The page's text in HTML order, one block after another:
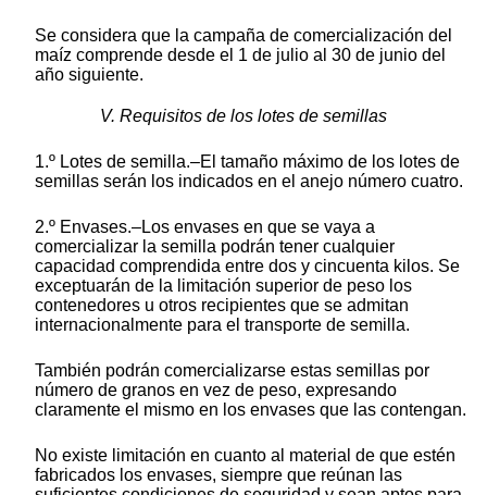
Se considera que la campaña de comercialización del
maíz comprende desde el 1 de julio al 30 de junio del
año siguiente.
V. Requisitos de los lotes de semillas
1.º Lotes de semilla.–El tamaño máximo de los lotes de
semillas serán los indicados en el anejo número cuatro.
2.º Envases.–Los envases en que se vaya a
comercializar la semilla podrán tener cualquier
capacidad comprendida entre dos y cincuenta kilos. Se
exceptuarán de la limitación superior de peso los
contenedores u otros recipientes que se admitan
internacionalmente para el transporte de semilla.
También podrán comercializarse estas semillas por
número de granos en vez de peso, expresando
claramente el mismo en los envases que las contengan.
No existe limitación en cuanto al material de que estén
fabricados los envases, siempre que reúnan las